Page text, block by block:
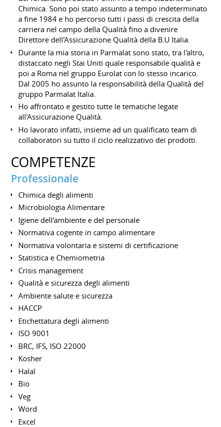
Chimica. Sono poi stato assunto a tempo indeterminato
a fine 1984 e ho percorso tutti i passi di crescita della
carriera nel campo della Qualità fino a divenire
Direttore dell'Assicurazione Qualità della B.U Italia.
Durante la mia storia in Parmalat sono stato, tra l'altro,
distaccato negli Stai Uniti quale responsabile qualità e
poi a Roma nel gruppo Eurolat con lo stesso incarico.
Dal 2005 ho assunto la responsabilità della Qualità del
gruppo Parmalat Italia.
Ho affrontato e gestito tutte le tematiche legate
all'Assicurazione Qualità.
Ho lavorato infatti, insieme ad un qualificato team di
collaboratori su tutto il ciclo realizzativo dei prodotti.
COMPETENZE
Professionale
Chimica degli alimenti
Microbiologia Alimentare
Igiene dell'ambiente e del personale
Normativa cogente in campo alimentare
Normativa volontaria e sistemi di certificazione
Statistica e Chemiometria
Crisis management
Qualità e sicurezza degli alimenti
Ambiente salute e sicurezza
HACCP
Etichettatura degli alimenti
ISO 9001
BRC, IFS, ISO 22000
Kosher
Halal
Bio
Veg
Word
Excel